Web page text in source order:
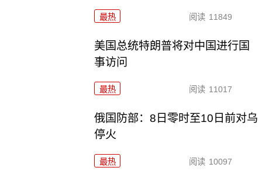
最热 阅读 11849
美国总统特朗普将对中国进行国
事访问
最热 阅读 11017
俄国防部：8日零时至10日前对乌
停火
最热 阅读 10097